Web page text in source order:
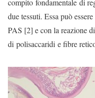
compito fondamentale di
due tessuti. Essa può
PAS [2] e con la reazione
di polisaccaridi e fibre